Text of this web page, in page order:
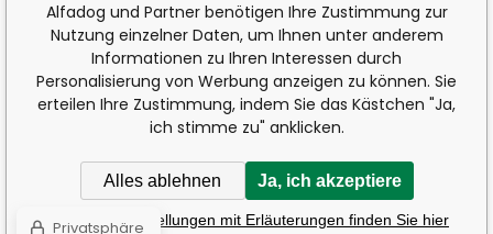
Alfadog und Partner benötigen Ihre Zustimmung zur
Nutzung einzelner Daten, um Ihnen unter anderem
Informationen zu Ihren Interessen durch
Personalisierung von Werbung anzeigen zu können. Sie
erteilen Ihre Zustimmung, indem Sie das Kästchen "Ja,
ich stimme zu" anklicken.
Alles ablehnen Ja, ich akzeptiere
Detaillierte Einstellungen mit Erläuterungen finden Sie hier
Privatsphäre